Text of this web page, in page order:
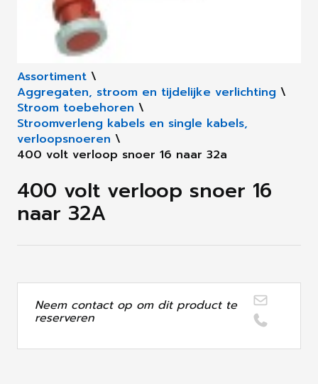
Assortiment \
Aggregaten, stroom en tijdelijke verlichting \
Stroom toebehoren \
Stroomverleng kabels en single kabels,
verloopsnoeren \
400 volt verloop snoer 16 naar 32a
400 volt verloop snoer 16
naar 32A
Neem contact op om dit product te
reserveren